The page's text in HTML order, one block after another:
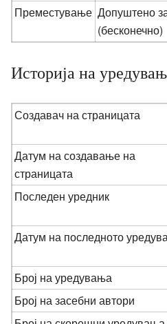
Преместување Допуштено
(бесконечно)
Историја на
Создавач на страницата
Датум на создавање на
страницата
Последен уредник
Датум на последното
Број на уредувања
Број на засебни автори